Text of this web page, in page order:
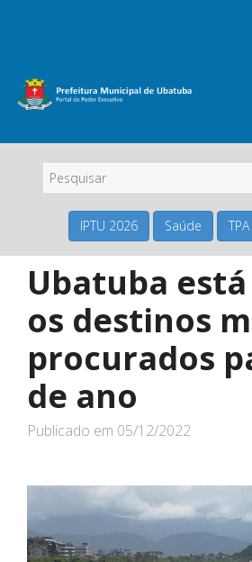
IPTU 2026 Saúde TPA
Ubatuba
os destinos
procurados
de ano
Publicado em 05/12/2022